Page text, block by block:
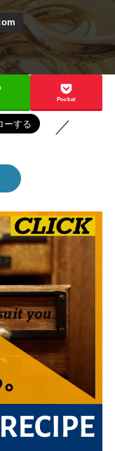
Pocket
／